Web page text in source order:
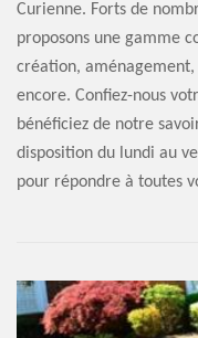
Curienne. Forts de
proposons une gamme
création,
encore. Confiez-nous
bénéficiez de notre
disposition du lundi au
pour répondre à toutes